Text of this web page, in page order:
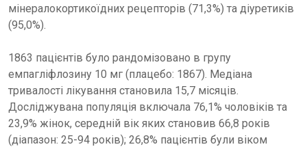
мінералокортикоїдних рецепторів (71,3%) та діуретиків
(95,0%).
1863 пацієнтів було рандомізовано в групу
емпагліфлозину 10 мг (плацебо: 1867). Медіана
тривалості лікування становила 15,7 місяців.
Досліджувана популяція включала 76,1% чоловіків та
23,9% жінок, середній вік яких становив 66,8 років
(діапазон: 25-94 років); 26,8% пацієнтів були віком